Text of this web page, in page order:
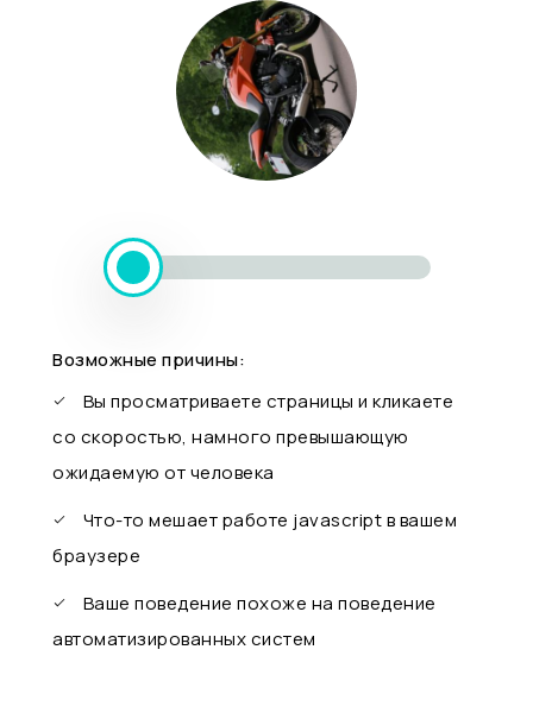
Возможные причины:
Вы просматриваете страницы и кликаете
со скоростью, намного превышающую
ожидаемую от человека
Что-то мешает работе javascript в вашем
браузере
Ваше поведение похоже на поведение
автоматизированных систем